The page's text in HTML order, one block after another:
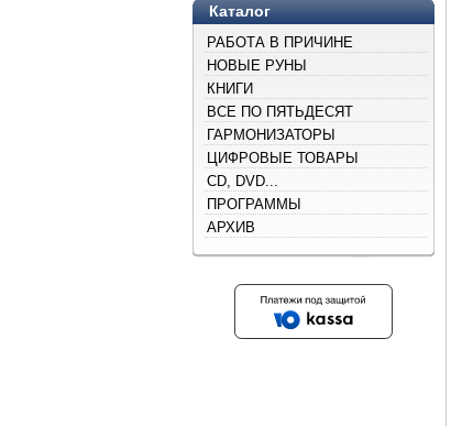
Каталог
РАБОТА В ПРИЧИНЕ
НОВЫЕ РУНЫ
КНИГИ
ВСЕ ПО ПЯТЬДЕСЯТ
ГАРМОНИЗАТОРЫ
ЦИФРОВЫЕ ТОВАРЫ
CD, DVD...
ПРОГРАММЫ
АРХИВ